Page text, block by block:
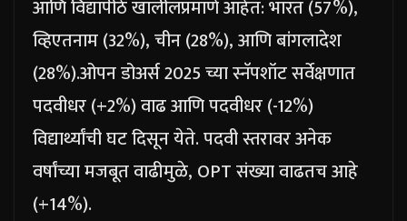
आणि विद्यापीठे खालीलप्रमाणे आहेत: भारत (57%),
व्हिएतनाम (32%), चीन (28%), आणि बांगलादेश
(28%).ओपन डोअर्स 2025 च्या स्नॅपशॉट सर्वेक्षणात
पदवीधर (+2%) वाढ आणि पदवीधर (-12%)
विद्यार्थ्यांची घट दिसून येते. पदवी स्तरावर अनेक
वर्षांच्या मजबूत वाढीमुळे, OPT संख्या वाढतच आहे
(+14%).